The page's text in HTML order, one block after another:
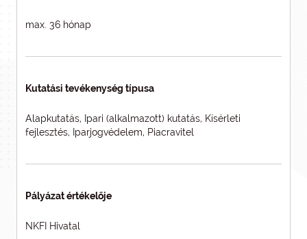
max. 36 hónap
Kutatási tevékenység típusa
Alapkutatás, Ipari (alkalmazott) kutatás, Kísérleti
fejlesztés, Iparjogvédelem, Piacravitel
Pályázat értékelője
NKFI Hivatal